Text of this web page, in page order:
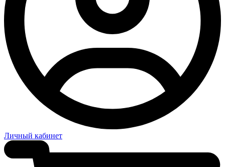
Личный кабинет